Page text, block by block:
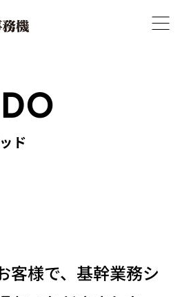
ド
客様で、基幹業務シ